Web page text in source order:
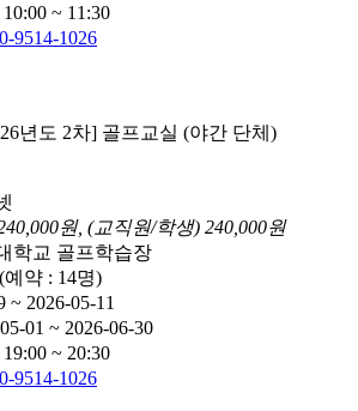
~ 11:30
9514-1026
년도 2차] 골프교실 (야간 단체)
원, (교직원/학생) 240,000원
학교 골프학습장
예약 : 14명)
~ 2026-05-11
01 ~ 2026-06-30
~ 20:30
9514-1026